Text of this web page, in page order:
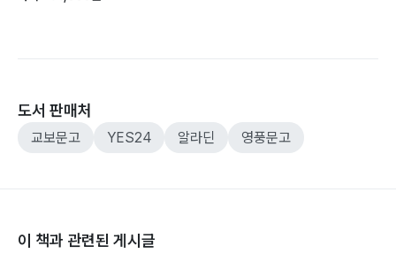
도서 판매처
교보문고 YES24 알라딘 영풍문고
이 책과 관련된 게시글